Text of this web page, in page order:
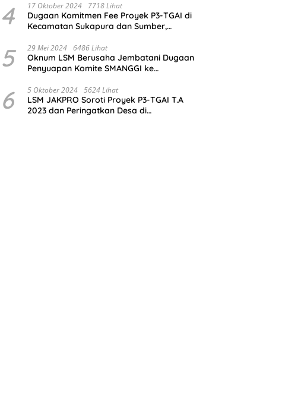
4 17 Oktober 2024 7718 Lihat
Dugaan Komitmen Fee Proyek P3-TGAI di
Kecamatan Sukapura dan Sumber,
Sikap
5 29 Mei 2024 6486 Lihat
Oknum LSM Berusaha Jembatani Dugaan
Penyuapan Komite SMANGGI ke
Juta
6 5 Oktober 2024 5624 Lihat
LSM JAKPRO Soroti Proyek P3-TGAI T.A
2023 dan Peringatkan Desa di